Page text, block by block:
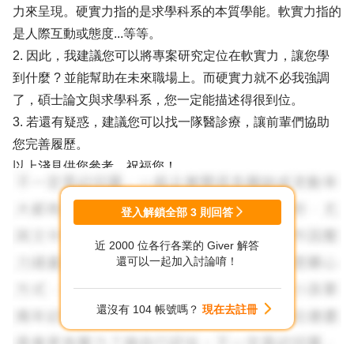
力來呈現。硬實力指的是求學科系的本質學能。軟實力指的
是人際互動或態度...等等。
2. 因此，我建議您可以將專案研究定位在軟實力，讓您學
到什麼 ? 並能幫助在未來職場上。而硬實力就不必我強調
了，碩士論文與求學科系，您一定能描述得很到位。
3. 若還有疑惑，建議您可以找一隊醫診療，讓前輩們協助
您完善履歷。
以上淺見供您參考，祝福您！
登入解鎖全部 3 則回答
近 2000 位各行各業的 Giver 解答
還可以一起加入討論唷！
還沒有 104 帳號嗎？ 現在去註冊